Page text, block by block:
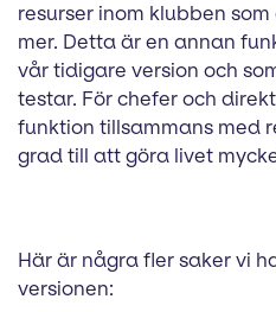
resurser inom klubben
mer. Detta är en annan
vår tidigare version och
testar. För chefer och
funktion tillsammans med
grad till att göra livet
Här är några fler saker vi
versionen: